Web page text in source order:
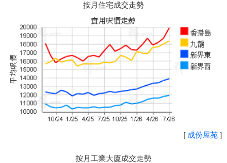
按月住宅成交走勢
[ 成份屋苑 ]
按月工業大廈成交走勢